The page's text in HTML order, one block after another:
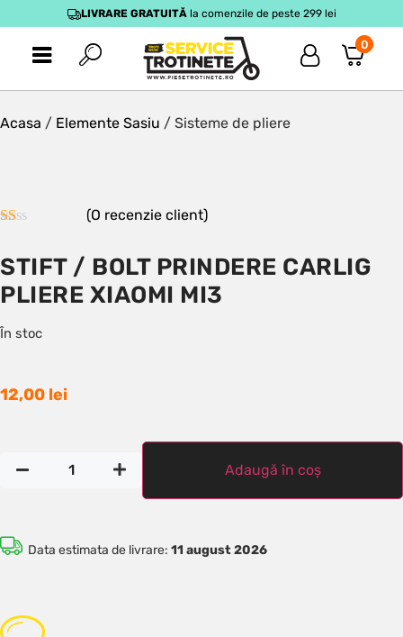
LIVRARE GRATUITĂla comenzile de peste 299 lei
0
Acasa / Elemente Sasiu / Sisteme de pliere
1.00
din
5
baza
unei
(O recenzie client)
STIFT / BOLT PRINDERE CARLIG
PLIERE XIAOMI MI3
În stoc
12,00 lei
Adaugă în coș
Data estimata de livrare: 11 august 2026